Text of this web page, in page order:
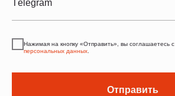
Нажимая на кнопку «Отправить», вы соглашаетесь с
персональных данных
Отправить